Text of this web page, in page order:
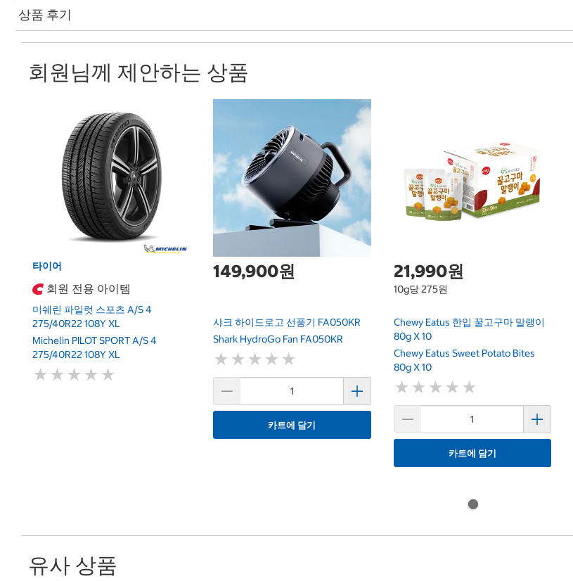
상품 후기
회원님께 제안하는 상품
타이어
회원 전용 아이템
미쉐린 파일럿 스포츠 A/S 4
275/40R22 108Y XL
Michelin PILOT SPORT A/S 4
275/40R22 108Y XL
★ ★ ★ ★ ★
★ ★ ★ ★ ★
149,900원
샤크 하이드로고 선풍기 FA050KR
Shark HydroGo Fan FA050KR
★ ★ ★ ★ ★
★ ★ ★ ★ ★
카트에 담기
21,990원
10g당 275원
Chewy Eatus 한입 꿀고구마 말랭이
80g X 10
Chewy Eatus Sweet Potato Bites
80g X 10
★ ★ ★ ★ ★
★ ★ ★ ★ ★
카트에 담기
유사 상품